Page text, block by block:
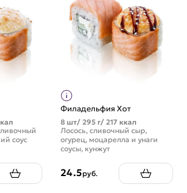
соус
Филадельфия Хот
8 шт/ 295 г/ 217 ккал
Лосось, сливочный сыр,
огурец, моцарелла и унаги
соусы, кунжут
24.5руб.